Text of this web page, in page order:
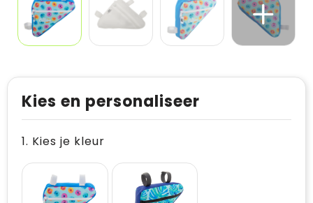
Kies en personaliseer
1. Kies je kleur